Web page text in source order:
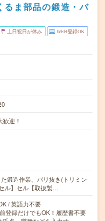
るま部品の鍛造・バ
土日祝日が休み WEB登録OK
迎！
鍛造作業、バリ抜き(トリミン
ル】セル【取扱製…
/ 英語力不要
登録だけでもOK！履歴書不要